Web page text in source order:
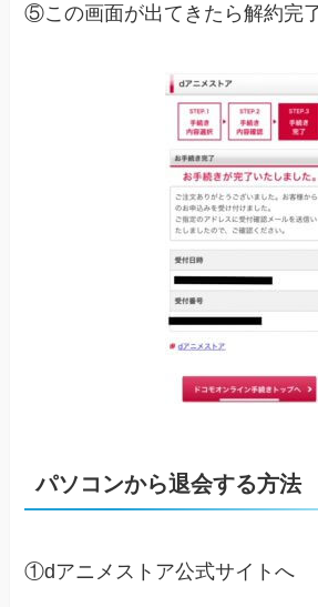
⑤この画面が出てきたら解約完
パソコンから退会する方法
①dアニメストア公式サイトへ